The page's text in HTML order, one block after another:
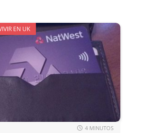
EN UK
4 MINUTOS